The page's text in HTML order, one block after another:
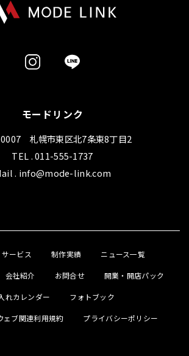
モードリンク
札幌市東区北7条東8丁目2
TEL . 011-555-1737
. info@mode-link.com
サービス 制作実績 ニュース一覧
会社紹介 お問合せ 開業・開店パック
れカレンダー フォトブック
ェブ関連利用規約 プライバシーポリシー